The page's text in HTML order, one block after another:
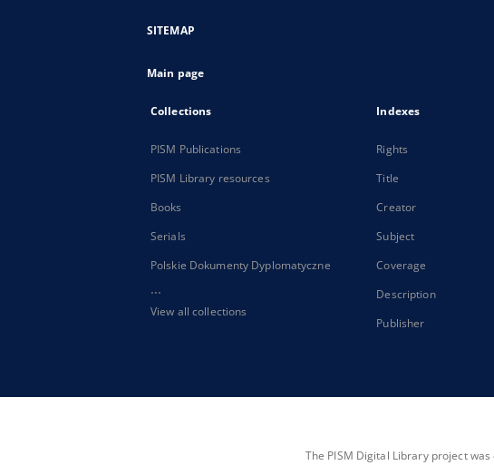
SITEMAP
Main page
Collections
PISM Publications
PISM Library resources
Books
Serials
Polskie Dokumenty Dyplomatyczne
...
View all collections
Indexes
Rights
Title
Creator
Subject
Coverage
Description
Publisher
The PISM Digital Library project